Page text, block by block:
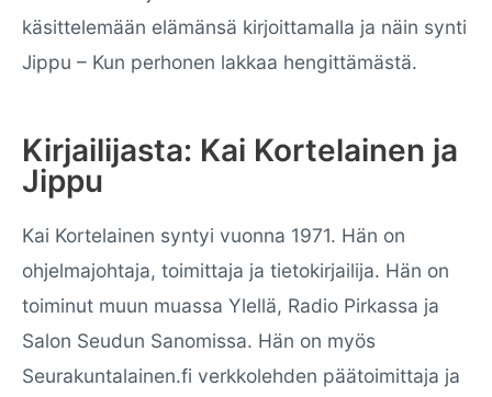
käsittelemään elämänsä kirjoittamalla ja näin synti
Jippu – Kun perhonen lakkaa hengittämästä.
Kirjailijasta: Kai Kortelainen ja
Jippu
Kai Kortelainen syntyi vuonna 1971. Hän on
ohjelmajohtaja, toimittaja ja tietokirjailija. Hän on
toiminut muun muassa Ylellä, Radio Pirkassa ja
Salon Seudun Sanomissa. Hän on myös
Seurakuntalainen.fi verkkolehden päätoimittaja ja